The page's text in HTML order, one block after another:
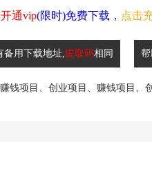
通vip(限时)免费下载， 点击
备用下载地址,提取码相同
钱项目、创业项目、赚钱项目、